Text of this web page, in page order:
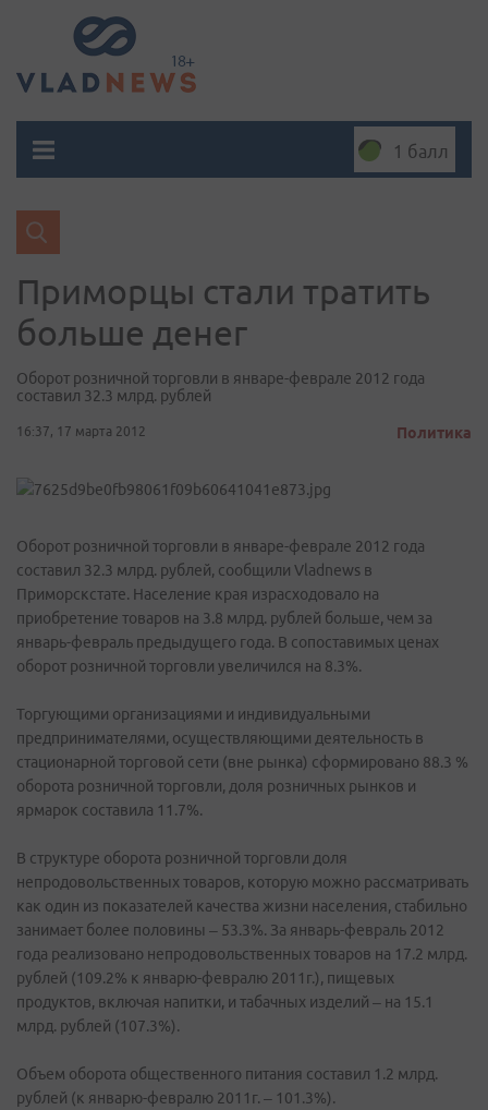
1 балл
Приморцы стали тратить
больше денег
Оборот розничной торговли в январе-феврале 2012 года
составил 32.3 млрд. рублей
16:37, 17 марта 2012 Политика
Оборот розничной торговли в январе-феврале 2012 года
составил 32.3 млрд. рублей, сообщили Vladnews в
Приморскстате. Население края израсходовало на
приобретение товаров на 3.8 млрд. рублей больше, чем за
январь-февраль предыдущего года. В сопоставимых ценах
оборот розничной торговли увеличился на 8.3%.
Торгующими организациями и индивидуальными
предпринимателями, осуществляющими деятельность в
стационарной торговой сети (вне рынка) сформировано 88.3 %
оборота розничной торговли, доля розничных рынков и
ярмарок составила 11.7%.
В структуре оборота розничной торговли доля
непродовольственных товаров, которую можно рассматривать
как один из показателей качества жизни населения, стабильно
занимает более половины – 53.3%. За январь-февраль 2012
года реализовано непродовольственных товаров на 17.2 млрд.
рублей (109.2% к январю-февралю 2011г.), пищевых
продуктов, включая напитки, и табачных изделий – на 15.1
млрд. рублей (107.3%).
Объем оборота общественного питания составил 1.2 млрд.
рублей (к январю-февралю 2011г. – 101.3%).